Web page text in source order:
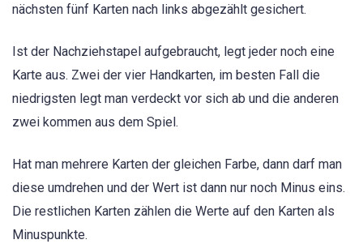
nächsten fünf Karten nach links abgezählt gesichert.
Ist der Nachziehstapel aufgebraucht, legt jeder noch eine
Karte aus. Zwei der vier Handkarten, im besten Fall die
niedrigsten legt man verdeckt vor sich ab und die anderen
zwei kommen aus dem Spiel.
Hat man mehrere Karten der gleichen Farbe, dann darf man
diese umdrehen und der Wert ist dann nur noch Minus eins.
Die restlichen Karten zählen die Werte auf den Karten als
Minuspunkte.